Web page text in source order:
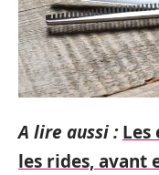
A lire aussi :
les rides, avant